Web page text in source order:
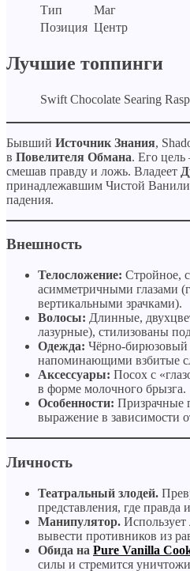
Тип
Маг
Позиция Центр
Лучшие топпинги
Swift Chocolate Searing
Бывший Источник Знания,
в Повелителя Обмана. Его
смешав правду и ложь. Владеет
принадлежавшим Чистой
падения.
Внешность
Телосложение: Стройное,
асимметричными глазами
вертикальными зрачками).
Волосы: Длинные,
лазурные), стилизованы
Одежда: Чёрно-
напоминающими взбитые
Аксессуары: Посох с
в форме молочного брызга.
Особенности: Призрачные
выражение в зависимости
Личность
Театральный злодей.
представления, где
Манипулятор.
вывести противников из
Обида на Pure Vanilla
силы и стремится